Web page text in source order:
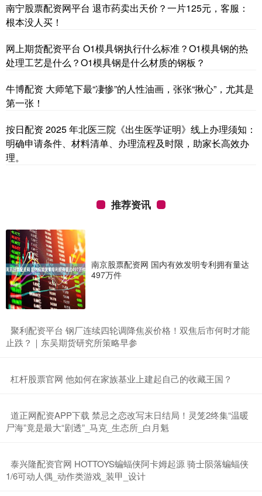
南宁股票配资网平台 退市药卖出天价？一片125元，客服：
根本没人买！
网上期货配资平台 O1模具钢执行什么标准？O1模具钢的热
处理工艺是什么？O1模具钢是什么材质的钢板？
牛博配资 大师笔下最“凄惨”的人性油画，张张“揪心”，尤其是
第一张！
按日配资 2025 年北医三院《出生医学证明》线上办理须知：
明确申请条件、材料清单、办理流程及时限，助家长高效办
理。
推荐资讯
南京股票配资网 国内有效发明专利拥有量达
497万件
​聚利配资平台 钢厂连续四轮调降焦炭价格！双焦后市何时才能
止跌？｜东吴期货研究所策略早参
​杠杆股票官网 他如何在家族基业上建起自己的收藏王国？
​道正网配资APP下载 禁忌之恋改写末日结局！灵笼2终集“温暖
尸海”竟是最大“剧透”_马克_生态所_白月魁
​泰兴隆配资官网 HOTTOYS蝙蝠侠阿卡姆起源 骑士陨落蝙蝠侠
1/6可动人偶_动作类游戏_装甲_设计